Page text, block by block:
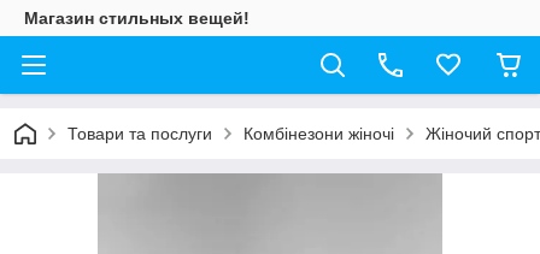
Магазин стильных вещей!
Товари та послуги Комбінезони жіночі Жіночий